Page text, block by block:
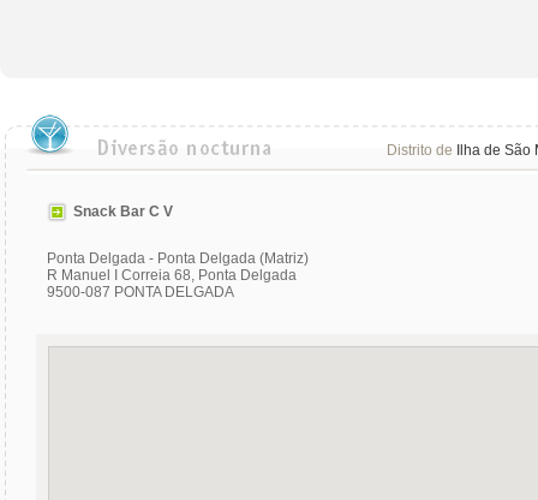
Distrito de Ilha de São
Snack Bar C V
Ponta Delgada - Ponta Delgada (Matriz)
R Manuel I Correia 68, Ponta Delgada
9500-087 PONTA DELGADA